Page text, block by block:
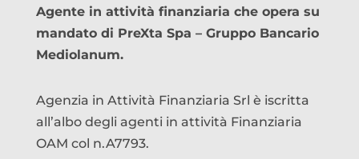
Agente in attività finanziaria che opera su
mandato di PreXta Spa – Gruppo Bancario
Mediolanum.
Agenzia in Attività Finanziaria Srl è iscritta
all’albo degli agenti in attività Finanziaria
OAM col n.A7793.